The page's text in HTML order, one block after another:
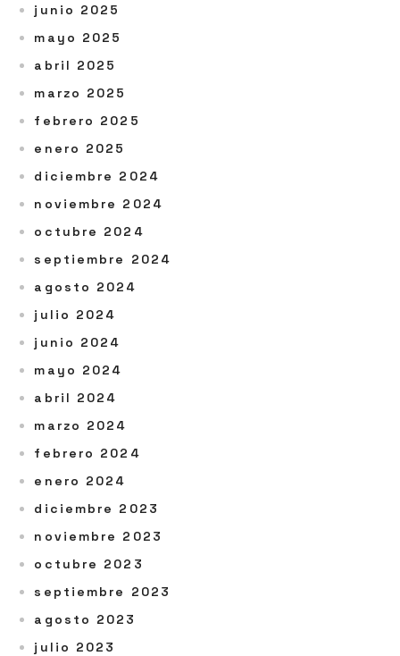
junio 2025
mayo 2025
abril 2025
marzo 2025
febrero 2025
enero 2025
diciembre 2024
noviembre 2024
octubre 2024
septiembre 2024
agosto 2024
julio 2024
junio 2024
mayo 2024
abril 2024
marzo 2024
febrero 2024
enero 2024
diciembre 2023
noviembre 2023
octubre 2023
septiembre 2023
agosto 2023
julio 2023